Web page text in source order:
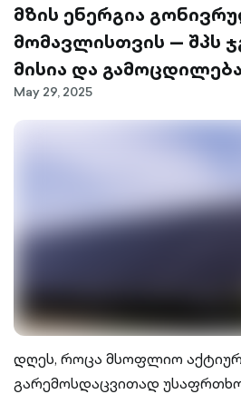
მზის ენერგია
მომავლისთვის — შპს
მისია და გამოცდილება
May 29, 2025
დღეს, როცა მსოფლიო
გარემოსდაცვითად